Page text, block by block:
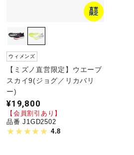
卓球
ソフトボール
柔道
直営
限定
ウィメンズ
【ミズノ直営限定】ウエーブ
スカイ9(ジョグ／リカバリ
ー)
¥19,800
【会員割引あり】
品番 J1GD2502
4.8